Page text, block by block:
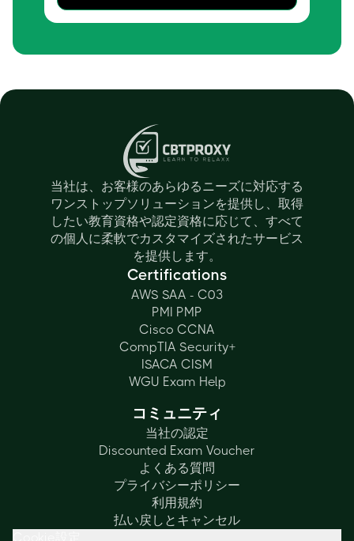
当社は、お客様のあらゆるニーズに対応する
ワンストップソリューションを提供し、取得
したい教育資格や認定資格に応じて、すべて
の個人に柔軟でカスタマイズされたサービス
を提供します。
Certifications
AWS SAA - C03
PMI PMP
Cisco CCNA
CompTIA Security+
ISACA CISM
WGU Exam Help
コミュニティ
当社の認定
Discounted Exam Voucher
よくある質問
プライバシーポリシー
利用規約
払い戻しとキャンセル